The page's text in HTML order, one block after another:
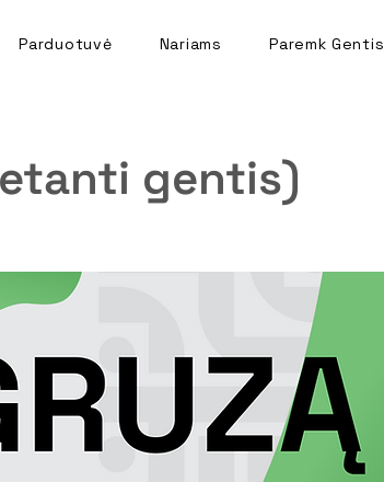
Parduotuvė Nariams Paremk Gentis
gentis)